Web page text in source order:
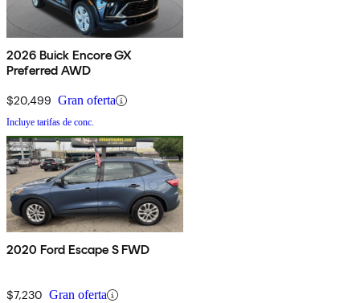
2026 Buick Encore GX
Preferred AWD
$20,499 Gran oferta
Incluye tarifas de conc.
2020 Ford Escape S FWD
$7,230 Gran oferta